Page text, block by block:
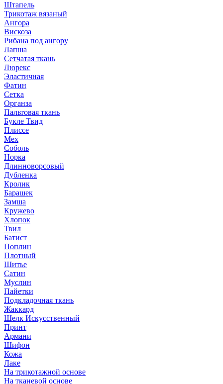
Штапель
Трикотаж вязаный
Ангора
Вискоза
Рибана под ангору
Лапша
Сетчатая ткань
Люрекс
Эластичная
Фатин
Сетка
Органза
Пальтовая ткань
Букле Твид
Плиссе
Мех
Соболь
Норка
Длинноворсовый
Дубленка
Кролик
Барашек
Замша
Кружево
Хлопок
Твил
Батист
Поплин
Плотный
Шитье
Сатин
Муслин
Пайетки
Подкладочная ткань
Жаккард
Шелк Искусственный
Принт
Армани
Шифон
Кожа
Лаке
На трикотажной основе
На тканевой основе